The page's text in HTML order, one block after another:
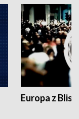
Europa z